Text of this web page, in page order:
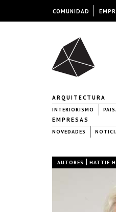
ARQUITECTURA
INTERIORISMO
EMPRESAS
NOVEDADES
AUTORES | HATTIE
COMUNIDAD